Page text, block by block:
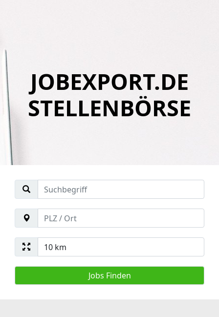
JOBEXPORT.DE
STELLENBÖRSE